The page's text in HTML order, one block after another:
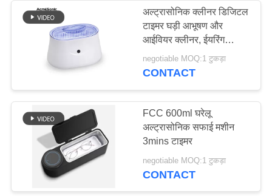
चिकित्सकीय
अल्ट्रासोनिक क्लीनर
अल्ट्रासोनिक सर्किट बोर्ड
क्लीनर
अल्ट्रासोनिक क्लीनर डिजिटल
टाइमर घड़ी आभूषण और
आईवियर क्लीनर, ईयरिंग
क्लीनर
negotiable MOQ:1 टुकड़ा
CONTACT
FCC 600ml घरेलू
अल्ट्रासोनिक सफाई मशीन
3mins टाइमर
negotiable MOQ:1 टुकड़ा
CONTACT